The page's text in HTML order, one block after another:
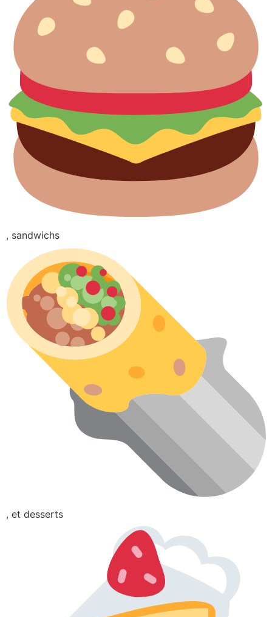
, sandwichs
, et desserts